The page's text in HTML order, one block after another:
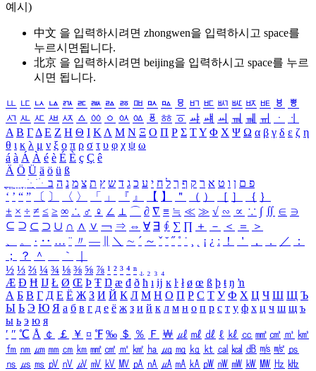
예시)
中文 을 입력하시려면 zhongwen을 입력하시고 space를
누르시면됩니다.
北京 을 입력하시려면 beijing을 입력하시고 space를 누르
시면 됩니다.
ㅥ ㅦ ㅧ ㅨ ㅩ ㅪ ㅫ ㅬ ㅭ ㅮ ㅯ ㅰ ㅱ ㅲ ㅳ ㅴ ㅵ ㅶ ㅷ ㅸ
ㅹ
ㅺ ㅻ ㅼ ㅽ ㅾ ㅿ ㆀ ㆁ ㆂ ㆃ ㆄ ㆅ ㆆ ㆇ ㆈ ㆉ ㆊ ㆋ ㆌ ㆍ
ㆎ
Α Β ΓΔ Ε Ζ Η Θ Ι ΚΛ Μ Ν Ξ Ο Π Ρ Σ ΤΥ Φ Χ Ψ Ω α β γ δ ε ζ η
θ ι κ λ μ ν ξ ο π ρ σ τ υ φ χ ψ ω
á à Á À é è É È ç Ç ê
Ä Ö Ü ä ö ü ß
ִֶֹ ֻּ ׁׂ פ ם ן ו ט א ר ק ף ך ל ח י ע כ ג ד ש ץ ת צ מ נ ה ב
‘ ’ “ ” 〔 〕 〈 〉 「 」 『 』 【 】 ＂ （ ） ［ ］ ｛ ｝
± × ÷ ≠ ≤ ≥ ∞ ∴ ♂ ♀ ∠ ⊥ ⌒ ∂ ∇ ≡ ≒ ≪ ≫ √ ∽ ∝ ∵ ∫ ∬ ∈ ∋
⊆ ⊇ ⊂ ⊃ ∪ ∩ ∧ ∨ ￢ ⇒ ⇔ ∀ ∃ ∮ ∑ ∏ ＋ － ＜ ＝
＞
、
。 · ‥ … ¨ 〃 ― ＼ ∼ ´ ～ ˇ ˘ ˝ ˚ ˙ ¸ ¡ ¿ ː ！ ＇ ， ． ／
：
；
？ ＾ ｀
½ ⅓ ⅔ ¼ ¾ ⅛ ⅜ ⅝ ⅞ ¹ ² ³ ⁴ ⁿ ₁ ₂ ₃ ₄
Æ Ð Ħ Ĳ Ł Ø Œ Þ Ŧ Ŋ æ đ ð ħ ı ĳ ĸ ŀ ł ø œ ß þ ŧ ŋ ŉ
А Б В Г Д Е Ё Ж З И Й К Л М Н О П Р С Т У Ф Х Ц Ч Ш Щ Ъ
Ы Ь Э Ю Я а б в г д е ё ж з и й к л м н о п р с т у ф х ц ч ш щ ъ
ы ь э ю я
′ ″ ℃ Å ￠ ￡ ￥ ¤ ℉ ‰ ＄ ％ Ｆ ￦ ㎕ ㎖ ㎗ ℓ ㎘ ㏄ ㎣ ㎤ ㎥ ㎦
㎙ ㎚ ㎛ ㎜ ㎝ ㎞ ㎟ ㎠ ㎡ ㎢ ㏊ ㎍ ㎎ ㎏ ㏏ ㎈ ㎉ ㏈ ㎧ ㎨ ㎰
㎱ ㎲ ㎳ ㎴ ㎵ ㎶ ㎷ ㎸ ㎹ ㎀ ㎁ ㎂ ㎃ ㎄ ㎺ ㎻ ㎽ ㎾ ㎿ ㎐ ㎑